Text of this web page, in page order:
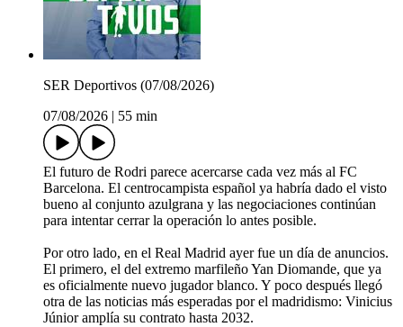
SER Deportivos (07/08/2026)
07/08/2026
55 min
El futuro de Rodri parece acercarse cada vez más al FC
Barcelona. El centrocampista español ya habría dado el visto
bueno al conjunto azulgrana y las negociaciones continúan
para intentar cerrar la operación lo antes posible.
Por otro lado, en el Real Madrid ayer fue un día de anuncios.
El primero, el del extremo marfileño Yan Diomande, que ya
es oficialmente nuevo jugador blanco. Y poco después llegó
otra de las noticias más esperadas por el madridismo: Vinicius
Júnior amplía su contrato hasta 2032.